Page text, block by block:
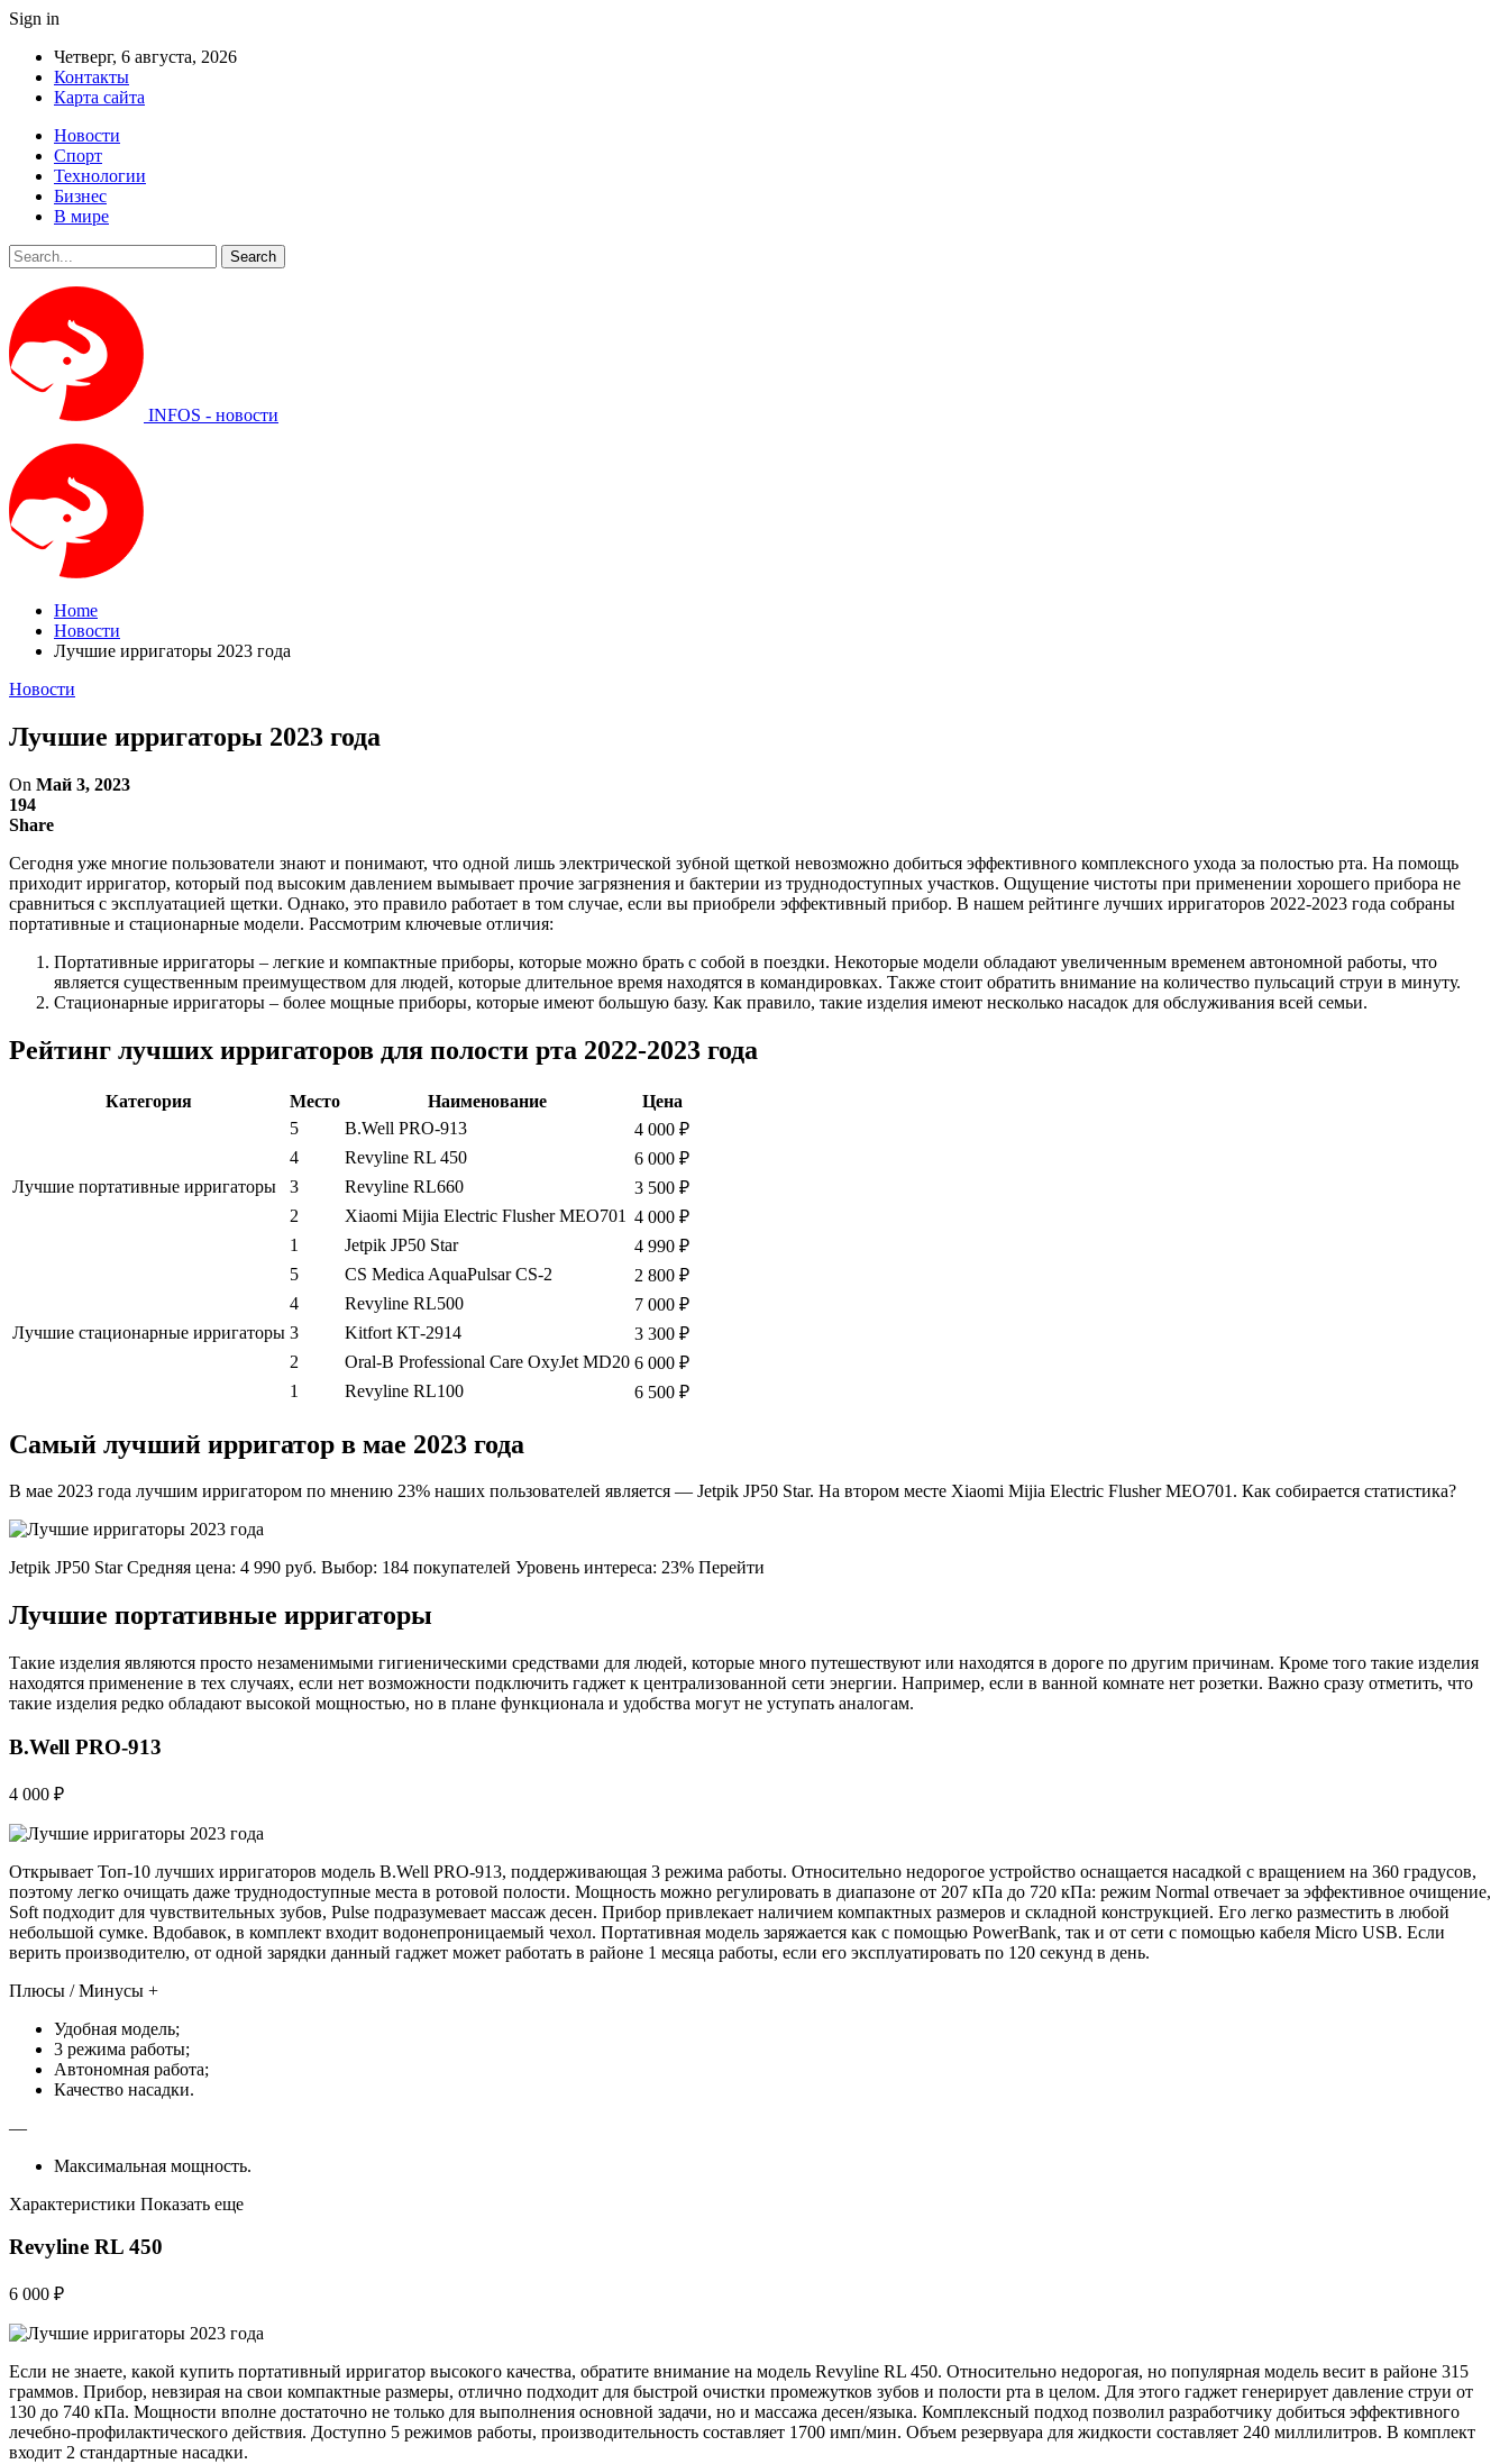
Sign in
Четверг, 6 августа, 2026
Контакты
Карта сайта
Новости
Спорт
Технологии
Бизнес
В мире
INFOS - новости
Home
Новости
Лучшие ирригаторы 2023 года
Новости
Лучшие ирригаторы 2023 года
On Май 3, 2023
194
Share
Сегодня уже многие пользователи знают и понимают, что одной лишь электрической зубной щеткой невозможно добиться эффективного комплексного ухода за полостью рта. На помощь
приходит ирригатор, который под высоким давлением вымывает прочие загрязнения и бактерии из труднодоступных участков. Ощущение чистоты при применении хорошего прибора не
сравниться с эксплуатацией щетки. Однако, это правило работает в том случае, если вы приобрели эффективный прибор. В нашем рейтинге лучших ирригаторов 2022-2023 года собраны
портативные и стационарные модели. Рассмотрим ключевые отличия:
Портативные ирригаторы – легкие и компактные приборы, которые можно брать с собой в поездки. Некоторые модели обладают увеличенным временем автономной работы, что
является существенным преимуществом для людей, которые длительное время находятся в командировках. Также стоит обратить внимание на количество пульсаций струи в минуту.
Стационарные ирригаторы – более мощные приборы, которые имеют большую базу. Как правило, такие изделия имеют несколько насадок для обслуживания всей семьи.
Рейтинг лучших ирригаторов для полости рта 2022-2023 года
Категория Место Наименование Цена
Лучшие портативные ирригаторы
5 B.Well PRO-913
4 000 ₽
4
Revyline RL 450
6 000 ₽
3
Revyline RL660
3 500 ₽
2
Xiaomi Mijia Electric Flusher MEO701 4 000 ₽
1
Jetpik JP50 Star 4 990 ₽
Лучшие стационарные ирригаторы
5 CS Medica AquaPulsar CS-2
2 800 ₽
4
Revyline RL500
7 000 ₽
3
Kitfort КТ-2914
3 300 ₽
2
Oral-B Professional Care OxyJet MD20 6 000 ₽
1
Revyline RL100 6 500 ₽
Самый лучший ирригатор в мае 2023 года
В мае 2023 года лучшим ирригатором по мнению 23% наших пользователей является — Jetpik JP50 Star. На втором месте Xiaomi Mijia Electric Flusher MEO701. Как собирается статистика?
Jetpik JP50 Star Средняя цена: 4 990 руб. Выбор: 184 покупателей Уровень интереса: 23% Перейти
Лучшие портативные ирригаторы
Такие изделия являются просто незаменимыми гигиеническими средствами для людей, которые много путешествуют или находятся в дороге по другим причинам. Кроме того такие изделия
находятся применение в тех случаях, если нет возможности подключить гаджет к централизованной сети энергии. Например, если в ванной комнате нет розетки. Важно сразу отметить, что
такие изделия редко обладают высокой мощностью, но в плане функционала и удобства могут не уступать аналогам.
B.Well PRO-913
4 000 ₽
Открывает Топ-10 лучших ирригаторов модель B.Well PRO-913, поддерживающая 3 режима работы. Относительно недорогое устройство оснащается насадкой с вращением на 360 градусов,
поэтому легко очищать даже труднодоступные места в ротовой полости. Мощность можно регулировать в диапазоне от 207 кПа до 720 кПа: режим Normal отвечает за эффективное очищение,
Soft подходит для чувствительных зубов, Pulse подразумевает массаж десен. Прибор привлекает наличием компактных размеров и складной конструкцией. Его легко разместить в любой
небольшой сумке. Вдобавок, в комплект входит водонепроницаемый чехол. Портативная модель заряжается как с помощью PowerBank, так и от сети с помощью кабеля Micro USB. Если
верить производителю, от одной зарядки данный гаджет может работать в районе 1 месяца работы, если его эксплуатировать по 120 секунд в день.
Плюсы / Минусы +
Удобная модель;
3 режима работы;
Автономная работа;
Качество насадки.
—
Максимальная мощность.
Характеристики Показать еще
Revyline RL 450
6 000 ₽
Если не знаете, какой купить портативный ирригатор высокого качества, обратите внимание на модель Revyline RL 450. Относительно недорогая, но популярная модель весит в районе 315
граммов. Прибор, невзирая на свои компактные размеры, отлично подходит для быстрой очистки промежутков зубов и полости рта в целом. Для этого гаджет генерирует давление струи от
130 до 740 кПа. Мощности вполне достаточно не только для выполнения основной задачи, но и массажа десен/языка. Комплексный подход позволил разработчику добиться эффективного
лечебно-профилактического действия. Доступно 5 режимов работы, производительность составляет 1700 имп/мин. Объем резервуара для жидкости составляет 240 миллилитров. В комплект
входит 2 стандартные насадки.